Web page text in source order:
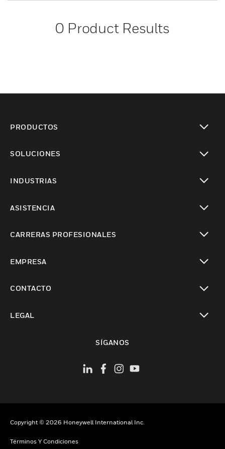
0 Product Results
PRODUCTOS
SOLUCIONES
INDUSTRIAS
ASISTENCIA
CARRERAS PROFESIONALES
EMPRESA
CONTACTO
LEGAL
SÍGANOS
Copyright © 2026 Honeywell International Inc.
Términos Y Condiciones